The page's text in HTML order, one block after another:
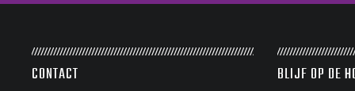
CONTACT BLIJF OP DE